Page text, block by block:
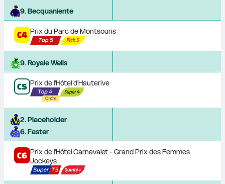
9. Becquaniente
C4 Prix du Parc de Montsouris
9. Royale Wells
C5 Prix de l'Hôtel d'Hauterive
2. Placeholder
6. Faster
C6 Prix de l'Hôtel Carnavalet - Grand Prix des Femmes
Jockeys